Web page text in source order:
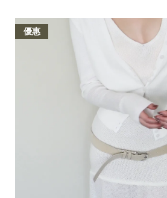
優惠